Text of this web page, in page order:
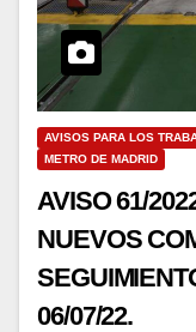
AVISOS PARA LOS
METRO DE MADRID
AVISO 61/
NUEVOS
06/07/22.